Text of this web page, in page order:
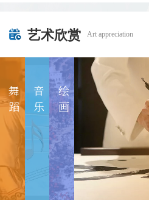
艺术欣赏 Art appreciation
舞
蹈
音
乐
绘
画